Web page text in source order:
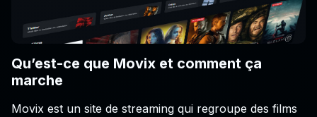
Qu’est-ce que Movix et comment ça
marche
Movix est un site de streaming qui regroupe des films